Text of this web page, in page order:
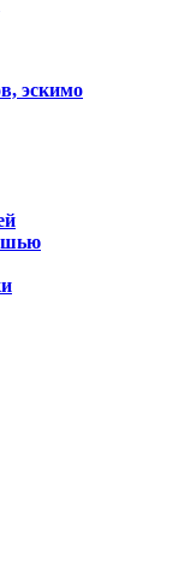
эскимо